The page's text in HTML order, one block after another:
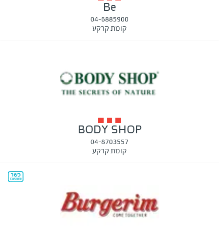
Be
04-6885900
קומת קרקע
BODY SHOP
04-8703557
קומת קרקע